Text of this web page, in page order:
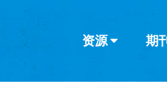
资源 期